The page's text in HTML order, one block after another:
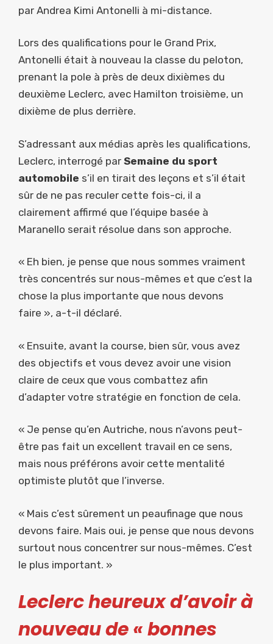
par Andrea Kimi Antonelli à mi-distance.
Lors des qualifications pour le Grand Prix,
Antonelli était à nouveau la classe du peloton,
prenant la pole à près de deux dixièmes du
deuxième Leclerc, avec Hamilton troisième, un
dixième de plus derrière.
S’adressant aux médias après les qualifications,
Leclerc, interrogé par Semaine du sport
automobile s’il en tirait des leçons et s’il était
sûr de ne pas reculer cette fois-ci, il a
clairement affirmé que l’équipe basée à
Maranello serait résolue dans son approche.
« Eh bien, je pense que nous sommes vraiment
très concentrés sur nous-mêmes et que c’est la
chose la plus importante que nous devons
faire », a-t-il déclaré.
« Ensuite, avant la course, bien sûr, vous avez
des objectifs et vous devez avoir une vision
claire de ceux que vous combattez afin
d’adapter votre stratégie en fonction de cela.
« Je pense qu’en Autriche, nous n’avons peut-
être pas fait un excellent travail en ce sens,
mais nous préférons avoir cette mentalité
optimiste plutôt que l’inverse.
« Mais c’est sûrement un peaufinage que nous
devons faire. Mais oui, je pense que nous devons
surtout nous concentrer sur nous-mêmes. C’est
le plus important. »
Leclerc heureux d’avoir à
nouveau de « bonnes